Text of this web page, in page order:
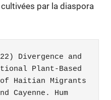
par la diaspora
Divergence and
Plant-Based
Haitian Migrants
Cayenne. Hum